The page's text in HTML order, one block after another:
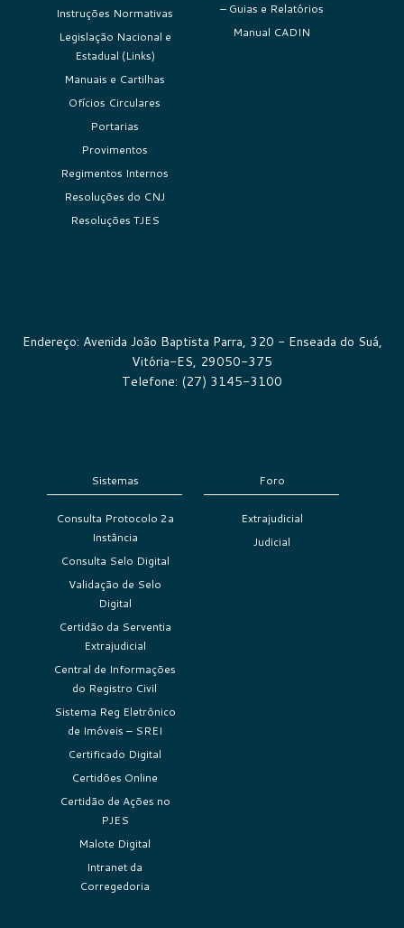
Instruções Normativas
Legislação Nacional e
Estadual (Links)
Manuais e Cartilhas
Ofícios Circulares
Portarias
Provimentos
Regimentos Internos
Resoluções do CNJ
Resoluções TJES
– Guias e Relatórios
Manual CADIN
Endereço: Avenida João Baptista Parra, 320 - Enseada do Suá,
Vitória-ES, 29050-375
Telefone: (27) 3145-3100
Sistemas
Consulta Protocolo 2a
Instância
Consulta Selo Digital
Validação de Selo
Digital
Certidão da Serventia
Extrajudicial
Central de Informações
do Registro Civil
Sistema Reg Eletrônico
de Imóveis – SREI
Certificado Digital
Certidões Online
Certidão de Ações no
PJES
Malote Digital
Intranet da
Corregedoria
Foro
Extrajudicial
Judicial